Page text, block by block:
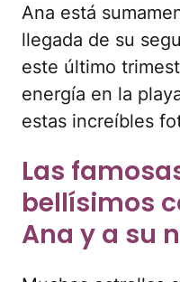
Ana está
llegada de su
este último
energía en la
estas increíbles
Las
bellísimos
Ana y a su